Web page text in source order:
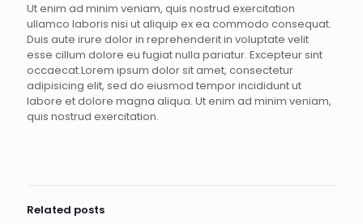
Ut enim ad minim veniam, quis nostrud exercitation
ullamco laboris nisi ut aliquip ex ea commodo consequat.
Duis aute irure dolor in reprehenderit in voluptate velit
esse cillum dolore eu fugiat nulla pariatur. Excepteur sint
occaecat.Lorem ipsum dolor sit amet, consectetur
adipisicing elit, sed do eiusmod tempor incididunt ut
labore et dolore magna aliqua. Ut enim ad minim veniam,
quis nostrud exercitation.
Related posts